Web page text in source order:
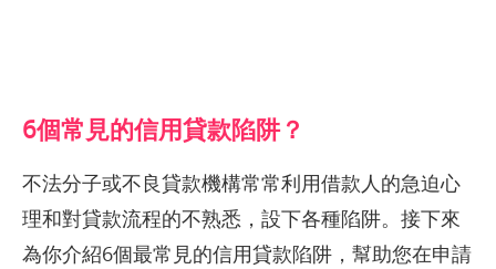
6個常見的信用貸款陷阱？
不法分子或不良貸款機構常常利用借款人的急迫心
理和對貸款流程的不熟悉，設下各種陷阱。接下來
為你介紹6個最常見的信用貸款陷阱，幫助您在申請